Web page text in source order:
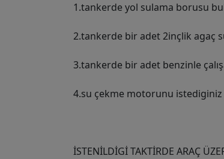
1.tankerde yol sulama borusu
2.tankerde bir adet 2inçlik agaç
3.tankerde bir adet benzinle
4.su çekme motorunu
İSTENİLDİGİ TAKTİRDE ARAÇ